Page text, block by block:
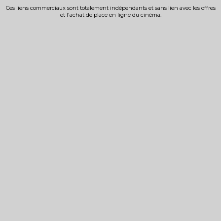
Ces liens commerciaux sont totalement indépendants et sans lien avec les offres
et l'achat de place en ligne du cinéma.